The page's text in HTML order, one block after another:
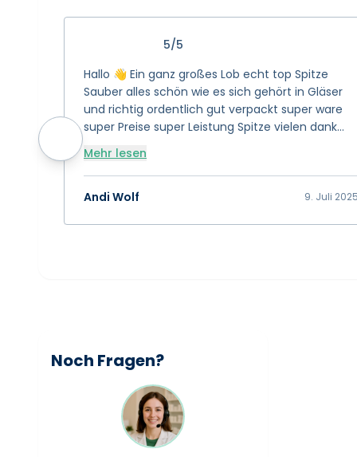
5/5
Hallo 👋 Ein ganz großes Lob echt top Spitze
Sauber alles schön wie es sich gehört in Gläser
und richtig ordentlich gut verpackt super ware
super Preise super Leistung Spitze vielen dank
das euch gibt 👍 Bewertung 15/10 👍👍👍
Mehr lesen
Andi Wolf 9. Juli
Noch Fragen?